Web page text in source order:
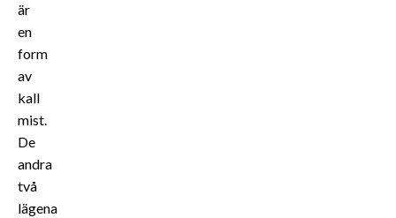
är
en
form
av
kall
mist.
De
andra
två
lägena